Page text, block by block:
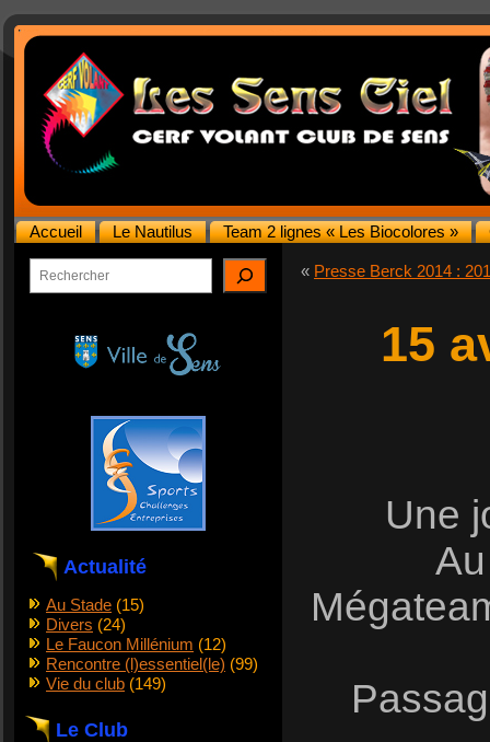
Accueil Le Nautilus Team 2 lignes « Les Biocolores »
Rechercher
Actualité
Au Stade (15)
Divers (24)
Le Faucon Millénium (12)
Rencontre (l)essentiel(le) (99)
Vie du club (149)
Le Club
« Presse Berck 2014 :
15
Une